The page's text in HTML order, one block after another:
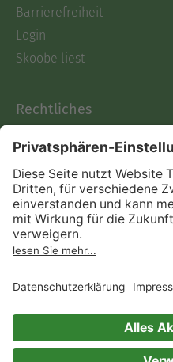
Barrierefreiheit
Login
Skoobe liest
Rechtliches
AGB
Informationen nach Data
Act
Verträge hier kündigen
Impressum
Immer